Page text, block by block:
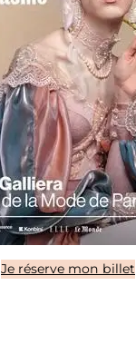
Je réserve mon billet